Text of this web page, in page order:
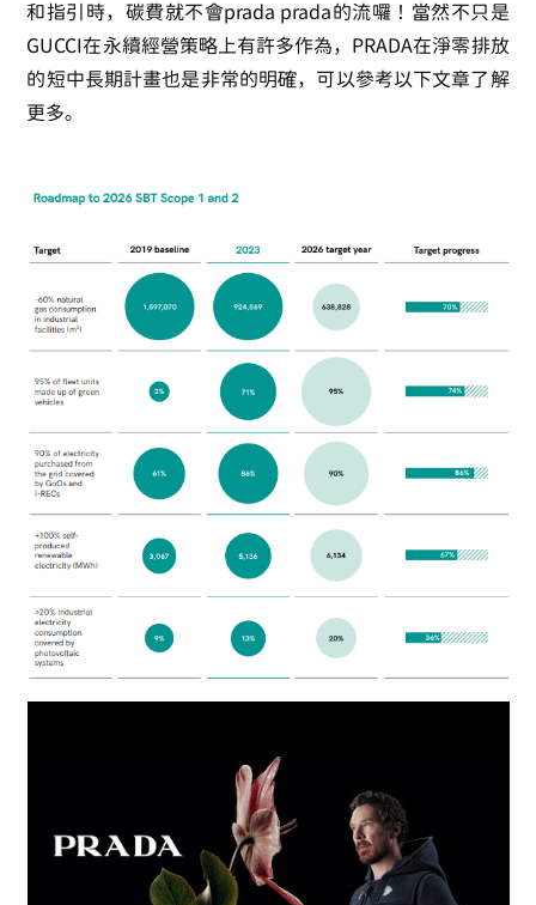
和指引時，碳費就不會prada prada的流囉！當然不只是
GUCCI在永續經營策略上有許多作為，PRADA在淨零排放
的短中長期計畫也是非常的明確，可以參考以下文章了解
更多。